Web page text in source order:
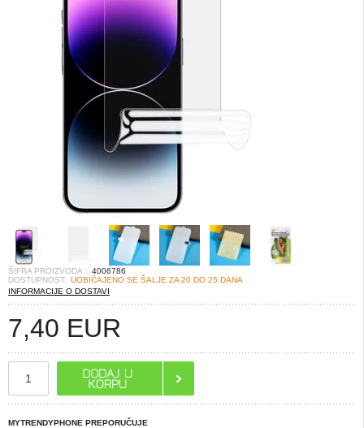
ŠIFRA PROIZVODA:: 4006786
DOSTUPNOST: UOBIČAJENO SE ŠALJE ZA 20 DO 25 DANA
INFORMACIJE O DOSTAVI
7,40 EUR
MYTRENDYPHONE PREPORUČUJE